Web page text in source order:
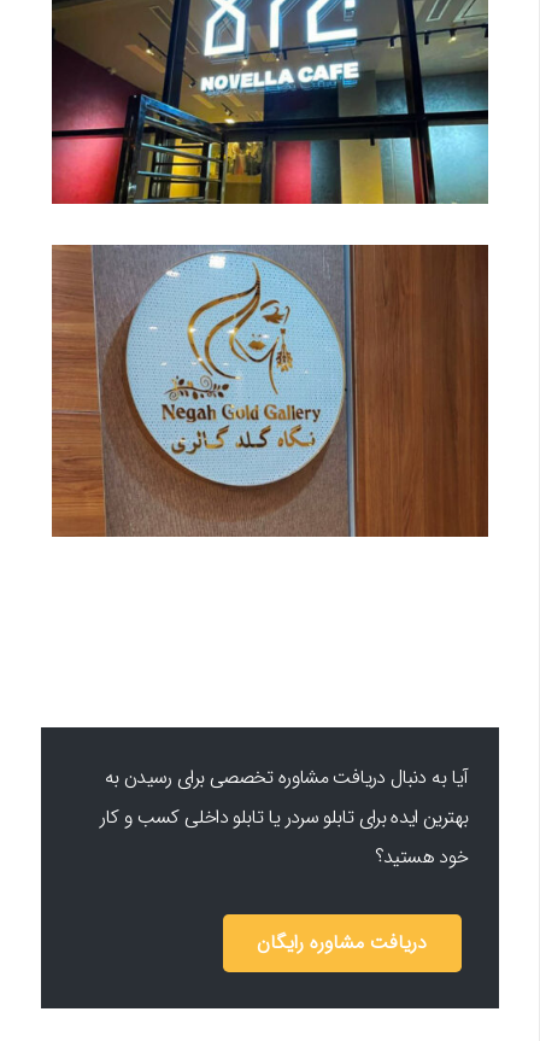
آیا به دنبال دریافت مشاوره تخصصی برای رسیدن به
بهترین ایده برای تابلو سردر یا تابلو داخلی کسب و کار
خود هستید؟
دریافت مشاوره رایگان